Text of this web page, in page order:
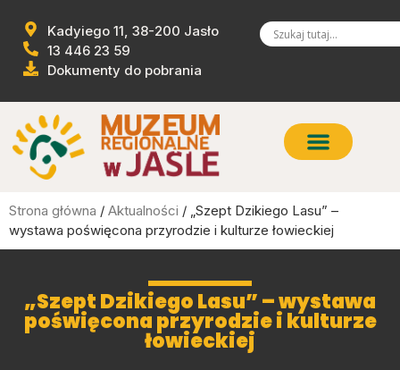
Kadyiego 11, 38-200 Jasło
13 446 23 59
Dokumenty do pobrania
Strona główna / Aktualności / „Szept Dzikiego Lasu” –
wystawa poświęcona przyrodzie i kulturze łowieckiej
„Szept Dzikiego Lasu” – wystawa
poświęcona przyrodzie i kulturze
łowieckiej